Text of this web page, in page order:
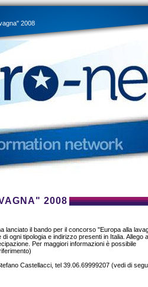
2008
2008
lanciato il bando per il concorso "Europa alla
ogni tipologia e indirizzo presenti in Italia. Allego
Per maggiori informazioni è possibile
Castellacci, tel 39.06.69999207 (vedi di